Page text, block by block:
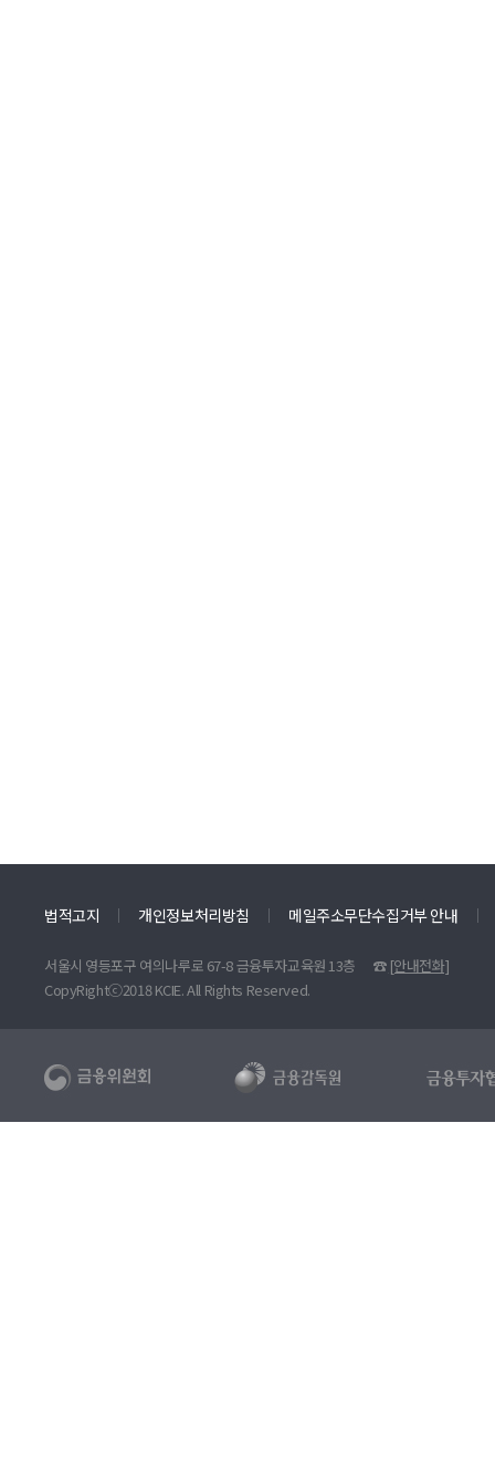
법적고지 개인정보처리방침 메일주소무단수집거부 안내
서울시 영등포구 여의나루로 67-8 금융투자교육원 13층 ☎ [안내전화]
CopyRightⓒ2018 KCIE. All Rights Reserved.